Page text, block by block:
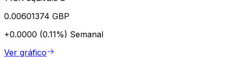
0.00601374 GBP
+0.0000 (0.11%) Semanal
Ver gráfico